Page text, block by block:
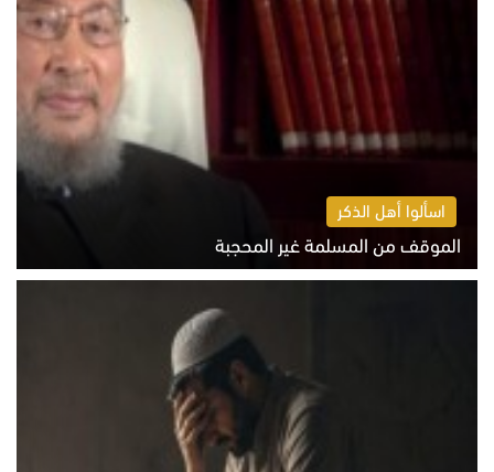
اسألوا أهل الذكر
الموقف من المسلمة غير المحجبة
الخميس 6 أغسطس 2026 10:45 ص